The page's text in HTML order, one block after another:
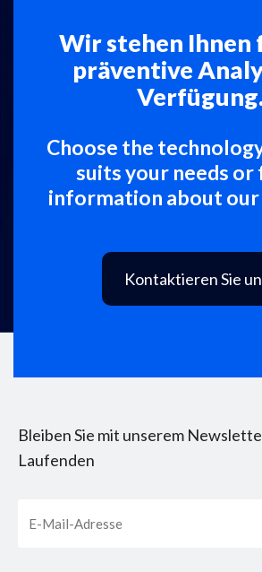
Wir stehen Ihnen
präventive
Choose the
suits your needs or
information about
Kontaktieren Sie
Bleiben Sie mit unserem
Laufenden